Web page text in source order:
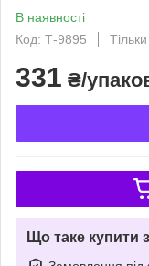
В наявності
Код: Т-9895
331 ₴/
Що таке купити